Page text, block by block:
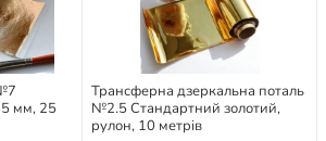
мм, 25
Трансферна дзеркальна поталь
№2.5 Стандартний золотий,
рулон, 10 метрів